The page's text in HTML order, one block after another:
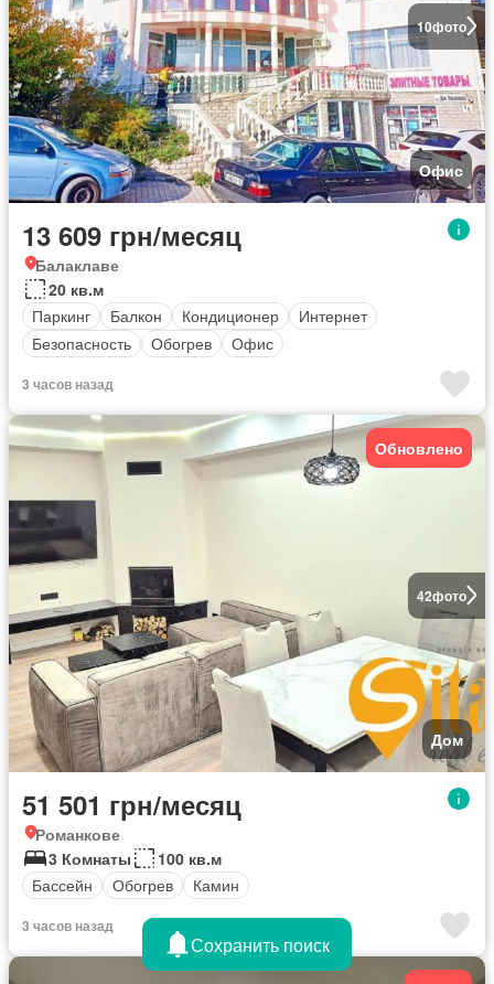
10фото
Офис
13 609 грн/месяц
Балаклаве
20 кв.м
Паркинг
Балкон Кондиционер
Интернет
Безопасность
Обогрев Офис
3 часов назад
42фото
Обновлено
Дом
51 501 грн/месяц
Романкове
3 Комнаты
100 кв.м
Бассейн
Обогрев Камин
3 часов назад
Сохранить поиск